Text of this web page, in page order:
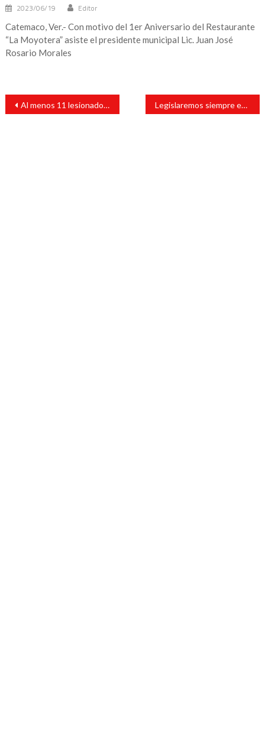
2023/06/19 Editor
Catemaco, Ver.- Con motivo del 1er Aniversario del Restaurante
“La Moyotera” asiste el presidente municipal Lic. Juan José
Rosario Morales
Navegación
entradas
Al menos 11 lesionados tras la salida de pista de un avión Legislaremos siempre en beneficio del bienestar de todas y todos los mexicanos: Claudia Tello